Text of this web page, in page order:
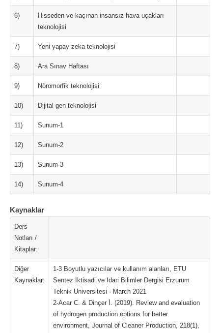
6)
Hisseden ve kaçınan insansız hava uçakları
teknolojisi
7) Yeni yapay zeka teknolojisi
8) Ara Sınav Haftası
9) Nöromorfik teknolojisi
10) Dijital gen teknolojisi
11) Sunum-1
12) Sunum-2
13) Sunum-3
14) Sunum-4
Kaynaklar
Ders
Notları /
Kitaplar:
Diğer
Kaynaklar:
1-3 Boyutlu yazıcılar ve kullanım alanları, ETU
Sentez Iktisadi ve Idari Bilimler Dergisi Erzurum
Teknik Universitesi · March 2021
2-Acar C. & Dinçer İ. (2019). Review and evaluation
of hydrogen production options for better
environment, Journal of Cleaner Production, 218(1),